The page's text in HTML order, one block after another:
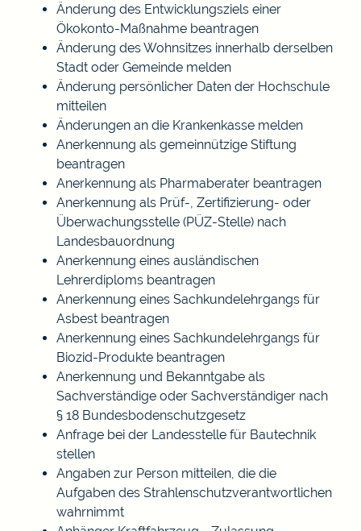
Änderung des Entwicklungsziels einer
Ökokonto-Maßnahme beantragen
Änderung des Wohnsitzes innerhalb derselben
Stadt oder Gemeinde melden
Änderung persönlicher Daten der Hochschule
mitteilen
Änderungen an die Krankenkasse melden
Anerkennung als gemeinnützige Stiftung
beantragen
Anerkennung als Pharmaberater beantragen
Anerkennung als Prüf-, Zertifizierung- oder
Überwachungsstelle (PÜZ-Stelle) nach
Landesbauordnung
Anerkennung eines ausländischen
Lehrerdiploms beantragen
Anerkennung eines Sachkundelehrgangs für
Asbest beantragen
Anerkennung eines Sachkundelehrgangs für
Biozid-Produkte beantragen
Anerkennung und Bekanntgabe als
Sachverständige oder Sachverständiger nach
§ 18 Bundesbodenschutzgesetz
Anfrage bei der Landesstelle für Bautechnik
stellen
Angaben zur Person mitteilen, die die
Aufgaben des Strahlenschutzverantwortlichen
wahrnimmt